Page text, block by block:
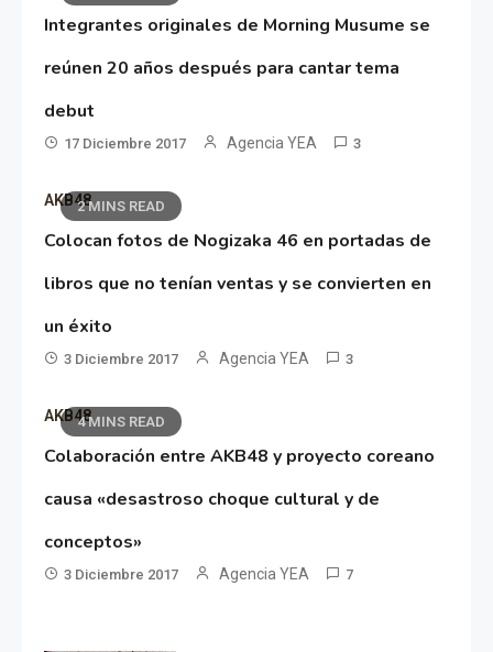
Integrantes originales de Morning Musume se
reúnen 20 años después para cantar tema
debut
17 Diciembre 2017 Agencia YEA 3
2 MINS READ
AKB48
Colocan fotos de Nogizaka 46 en portadas de
libros que no tenían ventas y se convierten en
un éxito
3 Diciembre 2017 Agencia YEA 3
4 MINS READ
AKB48
Colaboración entre AKB48 y proyecto coreano
causa «desastroso choque cultural y de
conceptos»
3 Diciembre 2017 Agencia YEA 7